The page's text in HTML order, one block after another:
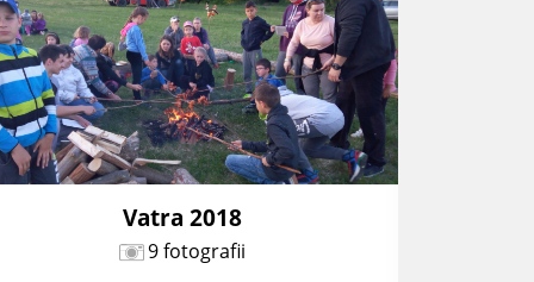
Vatra 2018
9 fotografii